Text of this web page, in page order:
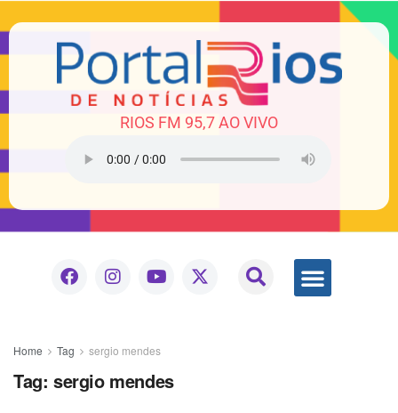
RIOS FM 95,7 AO VIVO
Home Tag sergio mendes
Tag: sergio mendes